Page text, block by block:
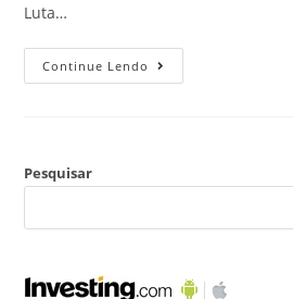
Luta…
Continue Lendo
Pesquisar